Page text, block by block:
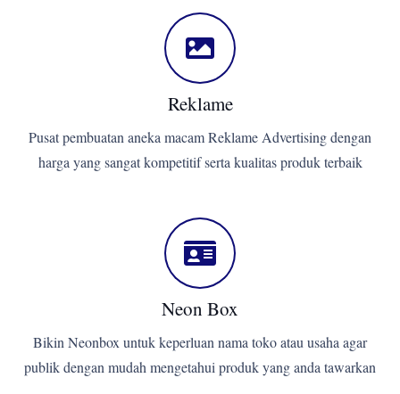
Reklame
Pusat pembuatan aneka macam Reklame Advertising dengan
harga yang sangat kompetitif serta kualitas produk terbaik
Neon Box
Bikin Neonbox untuk keperluan nama toko atau usaha agar
publik dengan mudah mengetahui produk yang anda tawarkan